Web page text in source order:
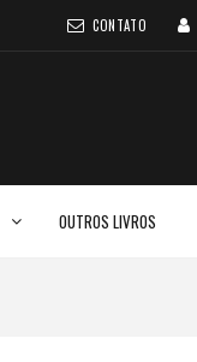
CONTATO
OUTROS LIVROS